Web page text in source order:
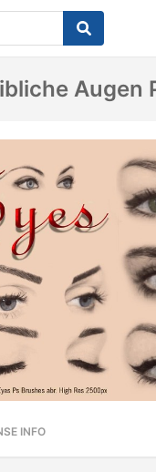
Augen
INFO